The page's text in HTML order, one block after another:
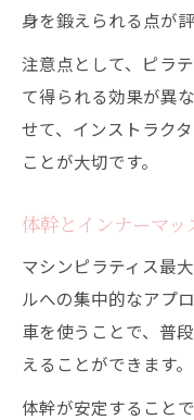
身を鍛えられる点が
注意点として、ピラ
て得られる効果が異
せて、インストラク
ことが大切です。
体幹とインナーマ
マシンピラティス最
ルへの集中的なアプ
車を使うことで、普
えることができます。
体幹が安定すること